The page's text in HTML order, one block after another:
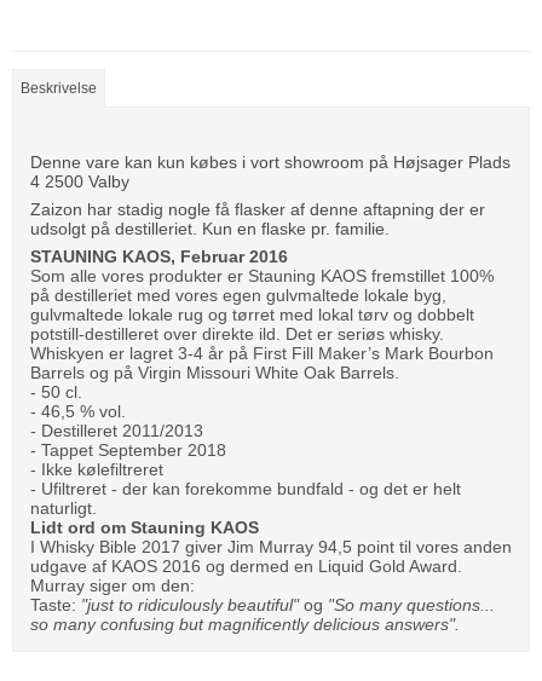
Beskrivelse
Denne vare kan kun købes i vort showroom på Højsager Plads
4 2500 Valby
Zaizon har stadig nogle få flasker af denne aftapning der er
udsolgt på destilleriet. Kun en flaske pr. familie.
STAUNING KAOS, Februar 2016
Som alle vores produkter er Stauning KAOS fremstillet 100%
på destilleriet med vores egen gulvmaltede lokale byg,
gulvmaltede lokale rug og tørret med lokal tørv og dobbelt
potstill-destilleret over direkte ild. Det er seriøs whisky.
Whiskyen er lagret 3-4 år på First Fill Maker’s Mark Bourbon
Barrels og på Virgin Missouri White Oak Barrels.
- 50 cl.
- 46,5 % vol.
- Destilleret 2011/2013
- Tappet September 2018
- Ikke kølefiltreret
- Ufiltreret - der kan forekomme bundfald - og det er helt
naturligt.
Lidt ord om Stauning KAOS
I Whisky Bible 2017 giver Jim Murray 94,5 point til vores anden
udgave af KAOS 2016 og dermed en Liquid Gold Award.
Murray siger om den:
Taste: "just to ridiculously beautiful"og "So many questions...
so many confusing but magnificently delicious answers".